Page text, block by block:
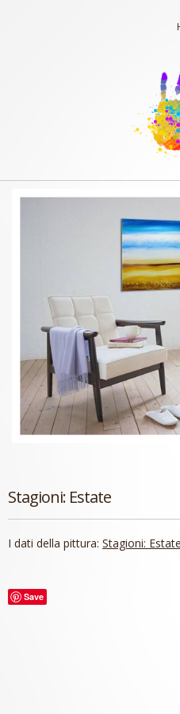
Stagioni: Estate
I dati della pittura: Stagioni: Estate
Save